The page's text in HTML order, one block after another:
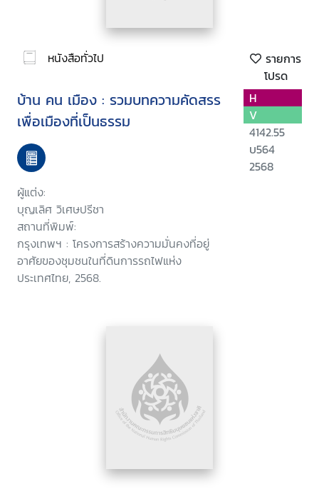
หนังสือทั่วไป
รายการ
โปรด
บ้าน คน เมือง : รวมบทความคัดสรร
เพื่อเมืองที่เป็นธรรม
ผู้แต่ง:
บุญเลิศ วิเศษปรีชา
สถานที่พิมพ์:
กรุงเทพฯ : โครงการสร้างความมั่นคงที่อยู่
อาศัยของชุมชนในที่ดินการรถไฟแห่ง
ประเทศไทย, 2568.
H
V
4142.55
บ564
2568